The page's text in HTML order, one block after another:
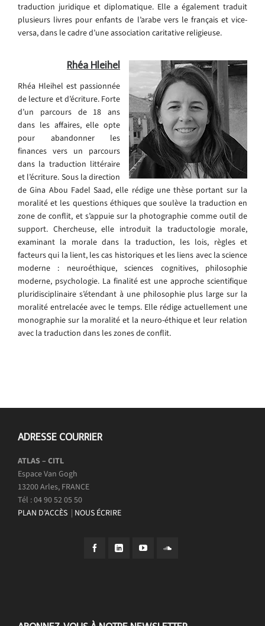
traduction juridique et diplomatique. Elle a également traduit
plusieurs livres pour enfants de l’arabe vers le français et vice-
versa, dans le cadre d’une association caritative religieuse.
Rhéa Hleihel
Rhéa Hleihel est passionnée
de lecture et d’écriture. Forte
d’un parcours de 18 ans
dans les affaires, elle opte
pour abandonner les
finances vers un parcours
dans la traduction littéraire
et l’écriture. Sous la direction
de Gina Abou Fadel Saad, elle rédige une thèse portant sur la
moralité et les questions éthiques que soulève la traduction en
zone de conflit, et s’appuie sur la photographie comme outil de
support. Chercheuse, elle introduit la traductologie morale,
examinant la morale dans la traduction, les lois, règles et
facteurs qui la lient, les cas historiques et les liens avec la science
moderne : neuroéthique, sciences cognitives, philosophie
moderne, psychologie. La finalité est une approche scientifique
pluridisciplinaire s’étendant à une philosophie plus large sur la
moralité entrelacée avec le temps. Elle rédige actuellement une
monographie sur la moralité et la neuro-éthique et leur relation
avec la traduction dans les zones de conflit.
ADRESSE COURRIER
ATLAS – CITL
Espace Van Gogh
13200 Arles, FRANCE
Tél : 04 90 52 05 50
PLAN D’ACCÈS | NOUS ÉCRIRE